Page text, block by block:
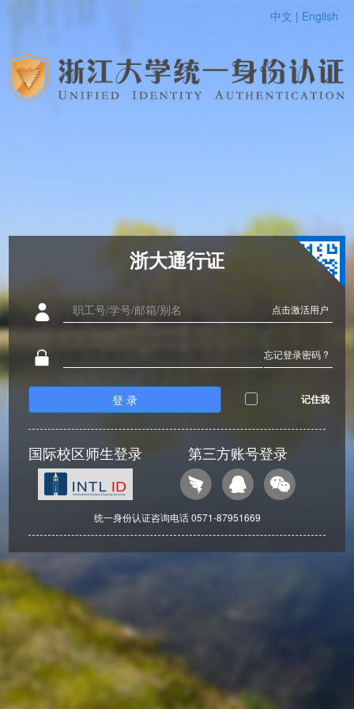
中文 | English
浙大通行证
点击激活用户
忘记登录密码 ?
登 录 记住我
国际校区师生登录 第三方账号登录
统一身份认证咨询电话 0571-87951669